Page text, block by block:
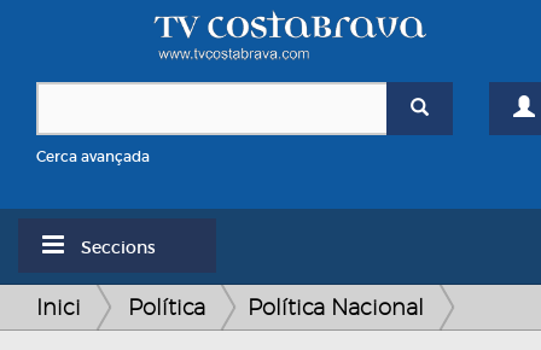
Cerca avançada
Seccions
Inici Política Política Nacional